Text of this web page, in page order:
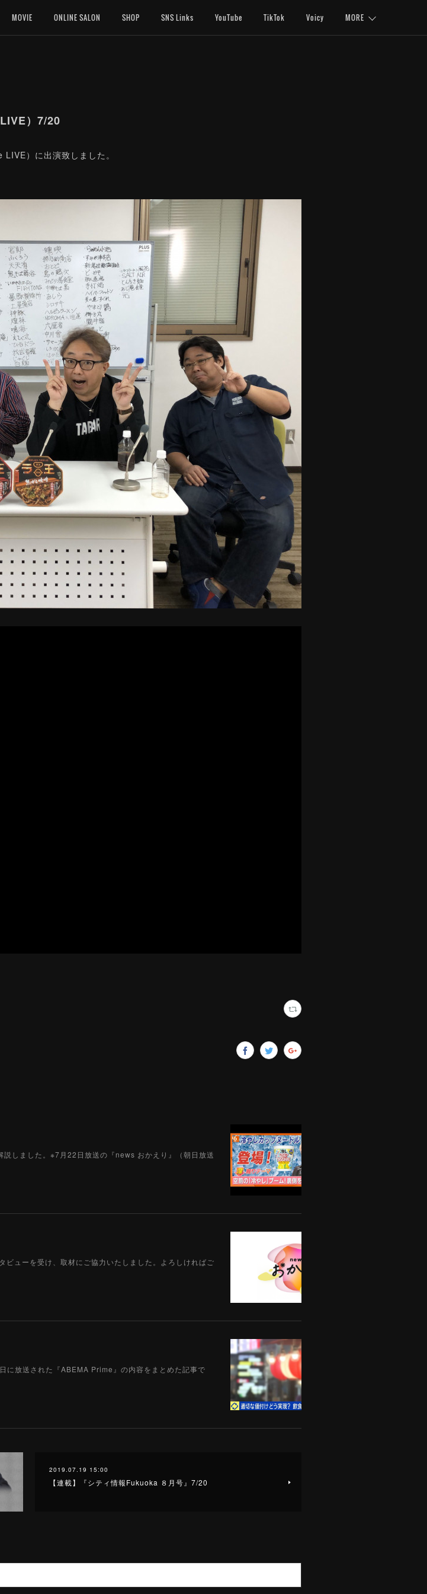
MOVIE ONLINE SALON SHOP SNS Links YouTube TikTok Voicy MORE
）7/20
）に出演致しました。
説しました。※7月22日放送の『news おかえり』（朝日放送
ューを受け、取材にご協力いたしました。よろしければご
に放送された『ABEMA Prime』の内容をまとめた記事で
2019.07.19 15:00
【連載】『シティ情報Fukuoka ８月号』7/20